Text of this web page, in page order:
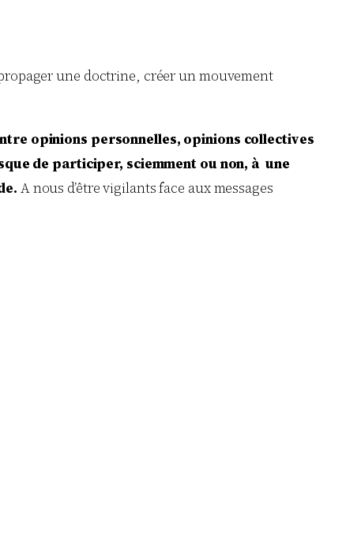
une doctrine, créer un mouvement
opinions personnelles, opinions collectives
de participer, sciemment ou non, à une
A nous d’être vigilants face aux messages